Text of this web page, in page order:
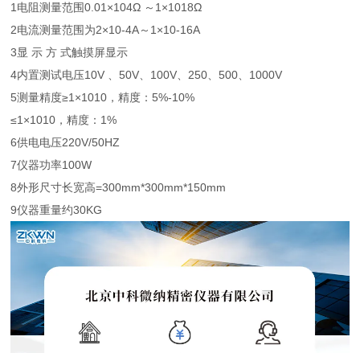
1电阻测量范围0.01×104Ω ～1×1018Ω
2电流测量范围为2×10-4A～1×10-16A
3显 示 方 式触摸屏显示
4内置测试电压10V 、50V、100V、250、500、1000V
5测量精度≥1×1010，精度：5%-10%
≤1×1010，精度：1%
6供电电压220V/50HZ
7仪器功率100W
8外形尺寸长宽高=300mm*300mm*150mm
9仪器重量约30KG